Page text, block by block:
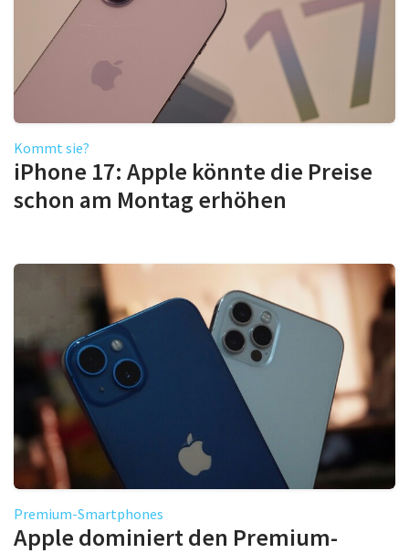
Kommt sie?
iPhone 17: Apple könnte die Preise
schon am Montag erhöhen
Premium-Smartphones
Apple dominiert den Premium-